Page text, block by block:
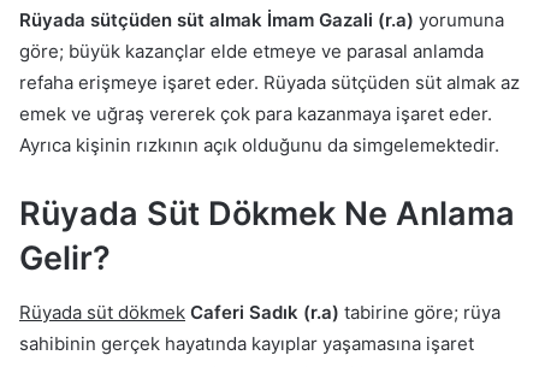
Rüyada sütçüden süt almak İmam Gazali (r.a) yorumuna
göre; büyük kazançlar elde etmeye ve parasal anlamda
refaha erişmeye işaret eder. Rüyada sütçüden süt almak az
emek ve uğraş vererek çok para kazanmaya işaret eder.
Ayrıca kişinin rızkının açık olduğunu da simgelemektedir.
Rüyada Süt Dökmek Ne Anlama
Gelir?
Rüyada süt dökmek Caferi Sadık (r.a) tabirine göre; rüya
sahibinin gerçek hayatında kayıplar yaşamasına işaret